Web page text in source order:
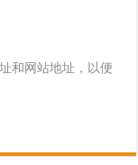
和网站地址，以便